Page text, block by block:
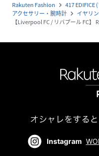
Rakuten Fashion navigate_next 417 EDIFICE
アクセサリー・腕時計 navigate_next イヤリ
【Liverpool FC / リバプール FC】
Instagram